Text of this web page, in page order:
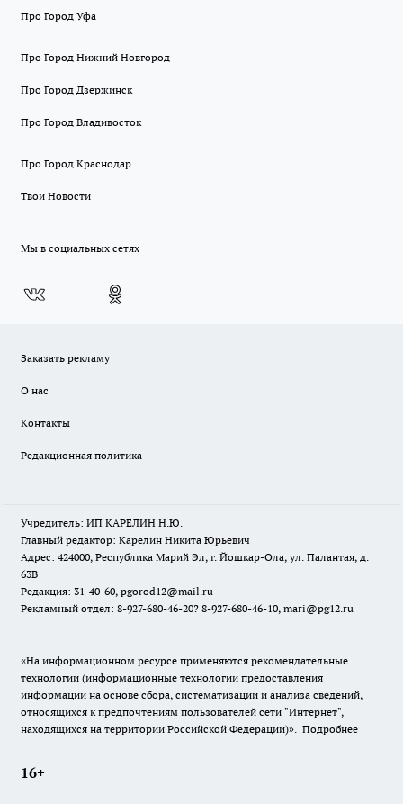
Про Город Уфа
Про Город Нижний Новгород
Про Город Дзержинск
Про Город Владивосток
Про Город Краснодар
Твои Новости
Мы в социальных сетях
Заказать рекламу
О нас
Контакты
Редакционная политика
Учредитель: ИП КАРЕЛИН Н.Ю.
Главный редактор: Карелин Никита Юрьевич
Адрес: 424000, Республика Марий Эл, г. Йошкар-Ола, ул. Палантая, д.
63В
Редакция: 31-40-60, pgorod12@mail.ru
Рекламный отдел: 8-927-680-46-20? 8-927-680-46-10, mari@pg12.ru
«На информационном ресурсе применяются рекомендательные
технологии (информационные технологии предоставления
информации на основе сбора, систематизации и анализа сведений,
относящихся к предпочтениям пользователей сети "Интернет",
находящихся на территории Российской Федерации)». Подробнее
16+